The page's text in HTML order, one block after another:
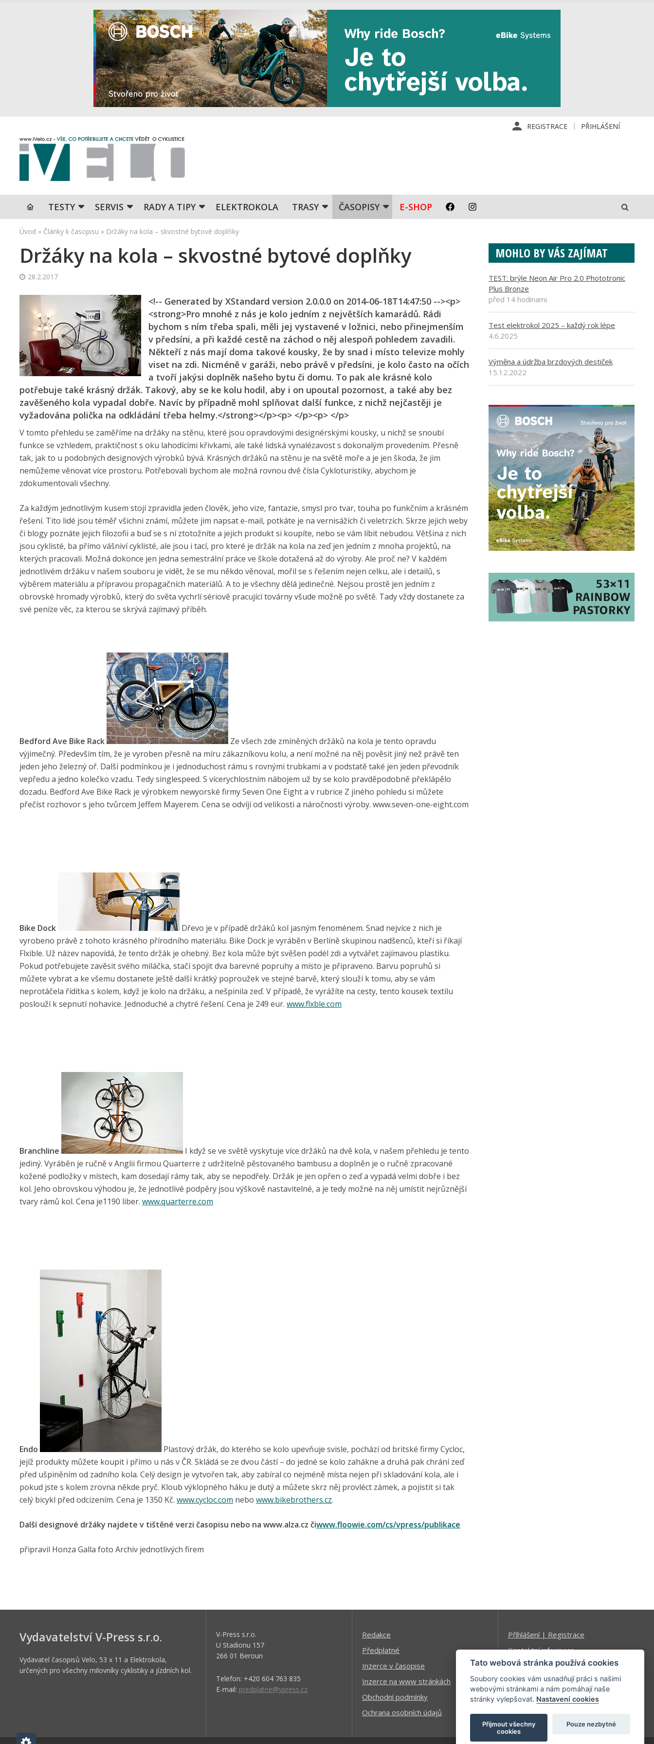
REGISTRACE PŘIHLÁŠENÍ
TESTY SERVIS RADY A TIPY ELEKTROKOLA TRASY ČASOPISY E-SHOP
Úvod » Články k časopisu » Držáky na kola – skvostné bytové doplňky
Držáky na kola – skvostné bytové doplňky
28.2.2017
<!-- Generated by XStandard version 2.0.0.0 on 2014-06-18T14:47:50 --><p>
<strong>Pro mnohé z nás je kolo jedním z největších kamarádů. Rádi
bychom s ním třeba spali, měli jej vystavené v ložnici, nebo přinejmenším
v předsíni, a při každé cestě na záchod o něj alespoň pohledem zavadili.
Někteří z nás mají doma takové kousky, že by snad i místo televize mohly
viset na zdi. Nicméně v garáži, nebo právě v předsíni, je kolo často na očích
a tvoří jakýsi doplněk našeho bytu či domu. To pak ale krásné kolo
potřebuje také krásný držák. Takový, aby se ke kolu hodil, aby i on upoutal pozornost, a také aby bez
zavěšeného kola vypadal dobře. Navíc by případně mohl splňovat další funkce, z nichž nejčastěji je
vyžadována polička na odkládání třeba helmy.</strong></p><p> </p><p> </p>
V tomto přehledu se zaměříme na držáky na stěnu, které jsou opravdovými designérskými kousky, u nichž se snoubí
funkce se vzhledem, praktičnost s oku lahodícími křivkami, ale také lidská vynalézavost s dokonalým provedením. Přesně
tak, jak to u podobných designových výrobků bývá. Krásných držáků na stěnu je na světě moře a je jen škoda, že jim
nemůžeme věnovat více prostoru. Potřebovali bychom ale možná rovnou dvě čísla Cykloturistiky, abychom je
zdokumentovali všechny.
Za každým jednotlivým kusem stojí zpravidla jeden člověk, jeho vize, fantazie, smysl pro tvar, touha po funkčním a krásném
řešení. Tito lidé jsou téměř všichni známí, můžete jim napsat e-mail, potkáte je na vernisážích či veletrzích. Skrze jejich weby
či blogy poznáte jejich filozofii a buď se s ní ztotožníte a jejich produkt si koupíte, nebo se vám líbit nebudou. Většina z nich
jsou cyklisté, ba přímo vášniví cyklisté, ale jsou i tací, pro které je držák na kola na zeď jen jedním z mnoha projektů, na
kterých pracovali. Možná dokonce jen jedna semestrální práce ve škole dotažená až do výroby. Ale proč ne? V každém
jednotlivém držáku v našem souboru je vidět, že se mu někdo věnoval, mořil se s řešením nejen celku, ale i detailů, s
výběrem materiálu a přípravou propagačních materiálů. A to je všechny dělá jedinečné. Nejsou prostě jen jedním z
obrovské hromady výrobků, který do světa vychrlí sériově pracující továrny všude možně po světě. Tady vždy dostanete za
své peníze věc, za kterou se skrývá zajímavý příběh.
Bedford Ave Bike Rack
Ze všech zde zmíněných držáků na kola je tento opravdu
výjimečný. Především tím, že je vyroben přesně na míru zákazníkovu kolu, a není možné na něj pověsit jiný než právě ten
jeden jeho železný oř. Další podmínkou je i jednoduchost rámu s rovnými trubkami a v podstatě také jen jeden převodník
vepředu a jedno kolečko vzadu. Tedy singlespeed. S vícerychlostním nábojem už by se kolo pravděpodobně překlápělo
dozadu. Bedford Ave Bike Rack je výrobkem newyorské firmy Seven One Eight a v rubrice Z jiného pohledu si můžete
přečíst rozhovor s jeho tvůrcem Jeffem Mayerem. Cena se odvíjí od velikosti a náročnosti výroby. www.seven-one-eight.com
Bike Dock
Dřevo je v případě držáků kol jasným fenoménem. Snad nejvíce z nich je
vyrobeno právě z tohoto krásného přírodního materiálu. Bike Dock je vyráběn v Berlíně skupinou nadšenců, kteří si říkají
Flxible. Už název napovídá, že tento držák je ohebný. Bez kola může být svěšen podél zdi a vytvářet zajímavou plastiku.
Pokud potřebujete zavěsit svého miláčka, stačí spojit dva barevné popruhy a místo je připraveno. Barvu popruhů si
můžete vybrat a ke všemu dostanete ještě další krátký poproužek ve stejné barvě, který slouží k tomu, aby se vám
neprotáčela řídítka s kolem, když je kolo na držáku, a nešpinila zeď. V případě, že vyrážíte na cesty, tento kousek textilu
poslouží k sepnutí nohavice. Jednoduché a chytré řešení. Cena je 249 eur. www.flxble.com
Branchline
I když se ve světě vyskytuje více držáků na dvě kola, v našem přehledu je tento
jediný. Vyráběn je ručně v Anglii firmou Quarterre z udržitelně pěstovaného bambusu a doplněn je o ručně zpracované
kožené podložky v místech, kam dosedají rámy tak, aby se nepodřely. Držák je jen opřen o zeď a vypadá velmi dobře i bez
kol. Jeho obrovskou výhodou je, že jednotlivé podpěry jsou výškově nastavitelné, a je tedy možné na něj umístit nejrůznější
tvary rámů kol. Cena je1190 liber. www.quarterre.com
Endo
Plastový držák, do kterého se kolo upevňuje svisle, pochází od britské firmy Cycloc,
jejíž produkty můžete koupit i přímo u nás v ČR. Skládá se ze dvou částí – do jedné se kolo zahákne a druhá pak chrání zeď
před ušpiněním od zadního kola. Celý design je vytvořen tak, aby zabíral co nejméně místa nejen při skladování kola, ale i
pokud jste s kolem zrovna někde pryč. Kloub výklopného háku je dutý a můžete skrz něj provléct zámek, a pojistit si tak
celý bicykl před odcizením. Cena je 1350 Kč. www.cycloc.com nebo www.bikebrothers.cz.
Další designové držáky najdete v tištěné verzi časopisu nebo na www.alza.cz čiwww.floowie.com/cs/vpress/publikace
připravil Honza Galla foto Archiv jednotlivých firem
MOHLO BY VÁS ZAJÍMAT
TEST: brýle Neon Air Pro 2.0 Phototronic
Plus Bronze
před 14 hodinami
Test elektrokol 2025 – každý rok lépe
4.6.2025
Výměna a údržba brzdových destiček
15.12.2022
Vydavatelství V-Press s.r.o.
Vydavatel časopisů Velo, 53 x 11 a Elektrokola,
určených pro všechny milovníky cyklistiky a jízdních kol.
V-Press s.r.o.
U Stadionu 157
266 01 Beroun
Telefon: +420 604 763 835
E-mail: predplatne@vpress.cz
Redakce
Předplatné
Inzerce v časopise
Inzerce na www stránkách
Obchodní podmínky
Ochrana osobních údajů
Příhlášení | Registrace
Kontaktní informace
Mapa stránek
Tato webová stránka používá cookies
Soubory cookies vám usnadňují práci s našimi
webovými stránkami a nám pomáhají naše
stránky vylepšovat. Nastavení cookies
Přijmout všechny
cookies
Pouze nezbytné